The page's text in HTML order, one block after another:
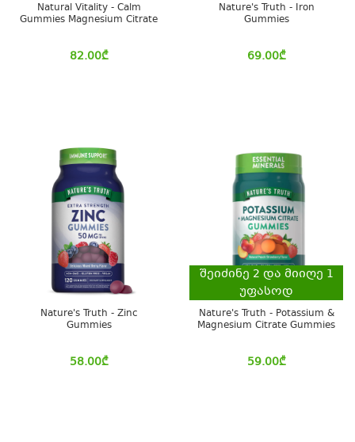
Natural Vitality - Calm
Gummies Magnesium Citrate
82.00₾
Nature's Truth - Iron
Gummies
69.00₾
Nature's Truth - Zinc
Gummies
58.00₾
შეიძინე 2 და მიიღე 1
უფასოდ
Nature's Truth - Potassium &
Magnesium Citrate Gummies
59.00₾